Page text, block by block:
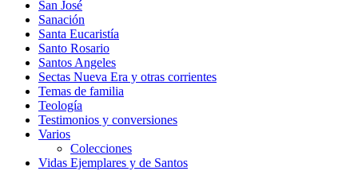
San José
Sanación
Santa Eucaristía
Santo Rosario
Santos Angeles
Sectas Nueva Era y otras corrientes
Temas de familia
Teología
Testimonios y conversiones
Varios
Colecciones
Vidas Ejemplares y de Santos